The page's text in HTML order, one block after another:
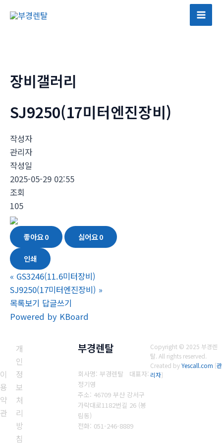
Main
장비갤러리
SJ9250(17미터엔진장비)
작성자
관리자
작성일
2025-05-29 02:55
조회
105
좋아요0 싫어요0
인쇄
« GS3246(11.6미터장비)
SJ9250(17미터엔진장비) »
목록보기 답글쓰기
Powered by KBoard
이
용
약
관
개
인
정
보
처
리
방
침
부경렌탈
회사명: 부경렌탈 대표자:
정기영
주소: 46709 부산 강서구
가락대로1182번길 26 (봉
림동)
전화: 051-246-8889
Copyright © 2025 부경렌
탈. All rights reserved.
Created byYescall.com [관
리자]